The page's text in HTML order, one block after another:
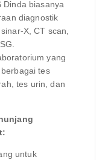
Dinda biasanya
diagnostik
X, CT scan,
yang
tes
tes urin, dan
untuk